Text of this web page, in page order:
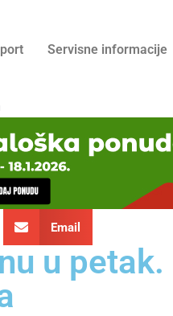
Servisne informacije
Email
u petak.